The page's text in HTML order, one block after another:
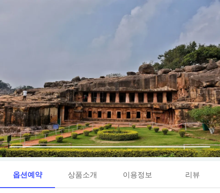
옵션예약 상품소개 이용정보 리뷰